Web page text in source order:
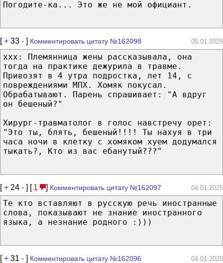
Погодите-ка... Это же не мой официант.
[+ 33 - ] Комментировать цитату №162098 05.01.2025
xxx: Племянница жены рассказывала, она
тогда на практике дежурила в травме.
Привозят в 4 утра подростка, лет 14, с
повреждениями МПХ. Хомяк покусал.
Обрабатывают. Парень спрашивает: "А вдруг
он бешеный?"
Хирург-травматолог в голос навстречу орет:
"Это ты, блять, бешеный!!!! Ты нахуя в три
часа ночи в клетку с хомяком хуем додумался
тыкать?, Кто из вас ебанутый???"
[+ 24 - ] [ 1 ] Комментировать цитату №162097 04.01.2025
Те кто вставляют в русскую речь иностранные
слова, показывают не знание иностранного
языка, а незнание родного :)))
[+ 31 - ] Комментировать цитату №162096 04.01.2025